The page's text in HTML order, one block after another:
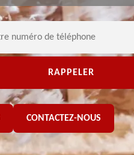
CONTACTEZ-NOUS